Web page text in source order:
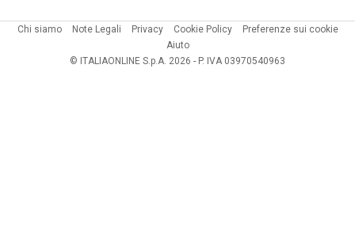
Chi siamo Note Legali Privacy Cookie Policy
Preferenze sui cookie
Aiuto
© ITALIAONLINE S.p.A. 2026 - P. IVA 03970540963